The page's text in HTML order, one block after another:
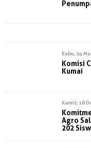
Rabu, 04
Komisi
Kumai
Kamis, 18
Agro
202